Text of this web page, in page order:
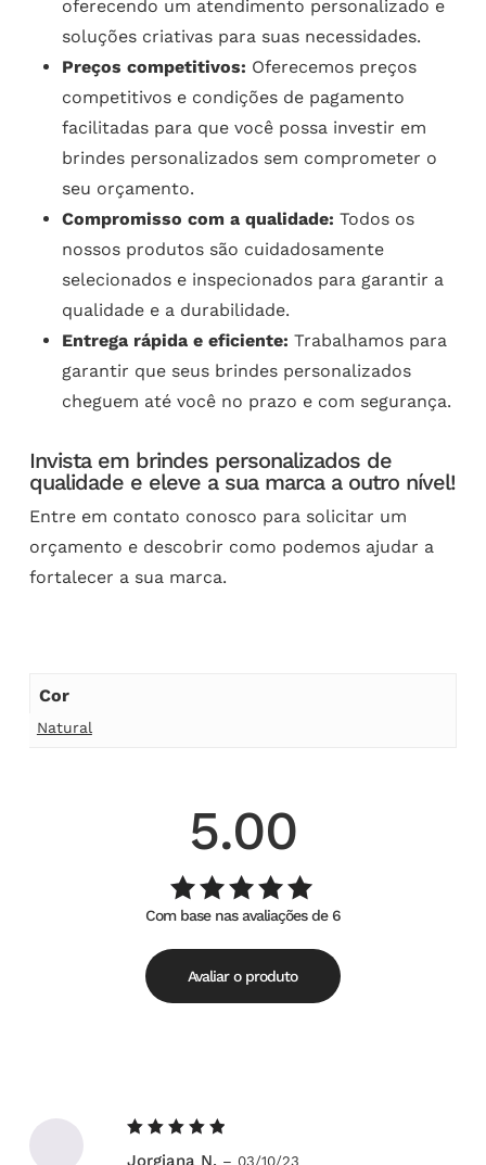
oferecendo um atendimento personalizado e
soluções criativas para suas necessidades.
Preços competitivos: Oferecemos preços
competitivos e condições de pagamento
facilitadas para que você possa investir em
brindes personalizados sem comprometer o
seu orçamento.
Compromisso com a qualidade: Todos os
nossos produtos são cuidadosamente
selecionados e inspecionados para garantir a
qualidade e a durabilidade.
Entrega rápida e eficiente: Trabalhamos para
garantir que seus brindes personalizados
cheguem até você no prazo e com segurança.
Invista em brindes personalizados de
qualidade e eleve a sua marca a outro nível!
Entre em contato conosco para solicitar um
orçamento e descobrir como podemos ajudar a
fortalecer a sua marca.
Cor
Natural
5.00
Avaliação
5.00de
5
Com base nas avaliações de 6
Avaliar o produto
Jorgiana N. – 03/10/23